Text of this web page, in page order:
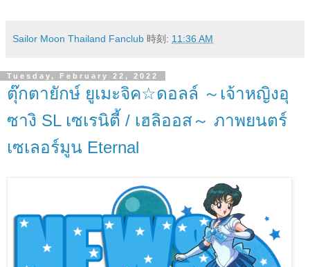
Sailor Moon Thailand Fanclub 時刻: 11:36 AM
Tuesday, February 22, 2022
ตุ๊กตายักษ์ ยูเมะจิค☆ดอลล์ ～เจ้าหญิงอุ
ซางิ SL เซเรนิตี้ / เฮลิออส～ ภาพยนตร์
เซเลอร์มูน Eternal